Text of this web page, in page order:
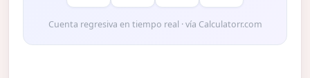
Cuenta regresiva en tiempo real · vía Calculatorr.com